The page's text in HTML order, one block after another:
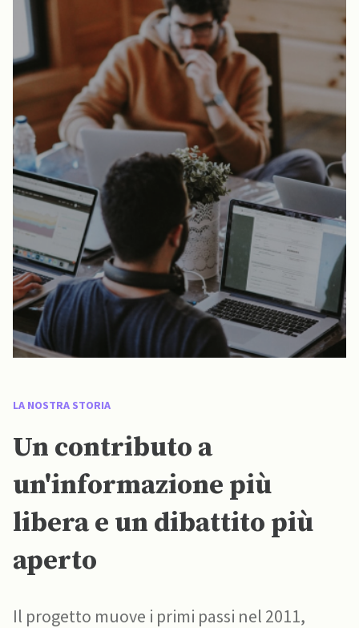
LA NOSTRA STORIA
Un contributo a
un'informazione più
libera e un dibattito più
aperto
Il progetto muove i primi passi nel 2011,